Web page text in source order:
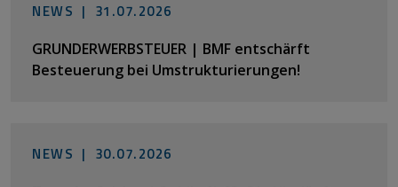
NEWS | 31.07.2026
GRUNDERWERBSTEUER | BMF entschärft
Besteuerung bei Umstrukturierungen!
NEWS | 30.07.2026